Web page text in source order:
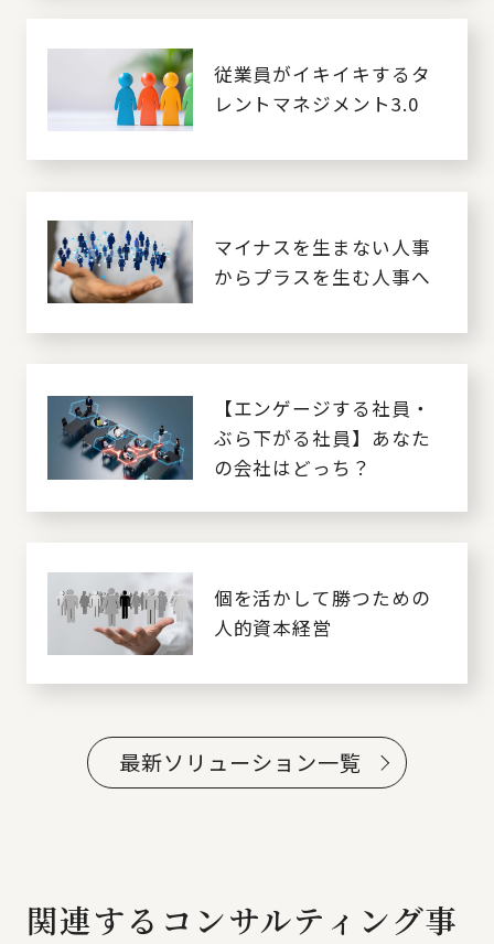
従業員がイキイキするタ
レントマネジメント3.0
マイナスを生まない人事
からプラスを生む人事へ
【エンゲージする社員・
ぶら下がる社員】あなた
の会社はどっち？
個を活かして勝つための
人的資本経営
最新ソリューション一覧
関連するコンサルティング事